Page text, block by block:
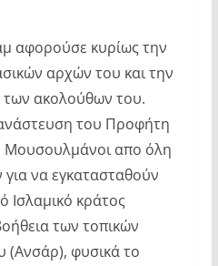
αφορούσε κυρίως την
αρχών του και την
των ακολούθων του.
του Προφήτη
Μουσουλμάνοι απο όλη
να εγκατασταθούν
Ισλαμικό κράτος
των τοπικών
(Ανσάρ), φυσικά το